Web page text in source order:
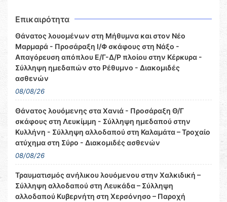
Επικαιρότητα
Θάνατος λουομένων στη Μήθυμνα και στον Νέο
Μαρμαρά - Προσάραξη Ι/Φ σκάφους στη Νάξο -
Απαγόρευση απόπλου Ε/Γ-Δ/Ρ πλοίου στην Κέρκυρα -
Σύλληψη ημεδαπών στο Ρέθυμνο - Διακομιδές
ασθενών
08/08/26
Θάνατος λουόμενης στα Χανιά - Προσάραξη Θ/Γ
σκάφους στη Λευκίμμη - Σύλληψη ημεδαπού στην
Κυλλήνη - Σύλληψη αλλοδαπού στη Καλαμάτα – Τροχαίο
ατύχημα στη Σύρο - Διακομιδές ασθενών
08/08/26
Τραυματισμός ανήλικου λουόμενου στην Χαλκιδική –
Σύλληψη αλλοδαπού στη Λευκάδα – Σύλληψη
αλλοδαπού Κυβερνήτη στη Χερσόνησο – Παροχή